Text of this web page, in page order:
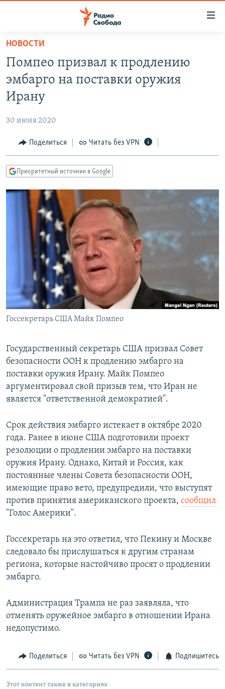
упрощенного
доступа
Вернуться
основному
Вернутся
Вернутся
ПОДКАСТЫ
АВТОРСКИЕ ПРОЕКТЫ
МНЕНИЯ
КУЛЬТУРА
КАВКАЗ.РЕАЛИИ
СЕВЕР.РЕАЛИИ
СИБИРЬ.РЕАЛИИ
РАСПИСАНИЕ ВЕЩАНИЯ
ПОДПИШИТЕСЬ НА РАССЫЛКУ
СОЦИАЛЬНЫЕ СЕТИ
Все сайты РСЕ/РС
НОВОСТИ
Помпео призвал к продлению
эмбарго на поставки оружия
Ирану
30 июня 2020
Поделиться Читать без VPN
Приоритетный источник в Google
Госсекретарь США Майк Помпео
Государственный секретарь США призвал Совет
безопасности ООН к продлению эмбарго на
поставки оружия Ирану. Майк Помпео
аргументировал свой призыв тем, что Иран не
является "ответственной демократией".
Срок действия эмбарго истекает в октябре 2020
года. Ранее в июне США подготовили проект
резолюции о продлении эмбарго на поставки
оружия Ирану. Однако, Китай и Россия, как
постоянные члены Совета безопасности ООН,
имеющие право вето, предупредили, что выступят
против принятия американского проекта, сообщил
"Голос Америки".
Госсекретарь на это ответил, что Пекину и Москве
следовало бы прислушаться к другим странам
региона, которые настойчиво просят о продлении
эмбарго.
Администрация Трампа не раз заявляла, что
отменять оружейное эмбарго в отношении Ирана
недопустимо.
Поделиться Читать без VPN Подпишитесь
Этот контент также в категориях